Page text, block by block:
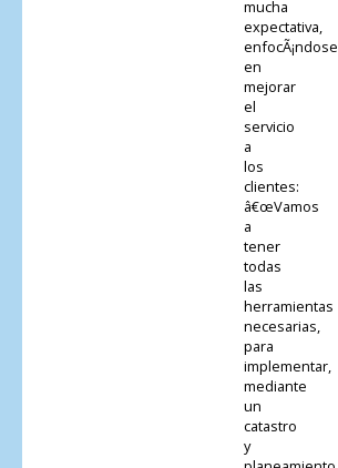
mucha
expectativa,
enfocÃ¡ndose
en
mejorar
el
servicio
a
los
clientes:
â€œVamos
a
tener
todas
las
herramientas
necesarias,
para
implementar,
mediante
un
catastro
y